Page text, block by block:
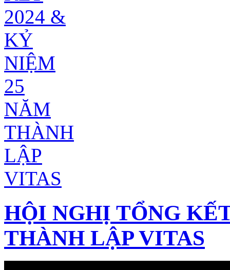
HỘI NGHỊ TỔNG
THÀNH LẬP VITAS